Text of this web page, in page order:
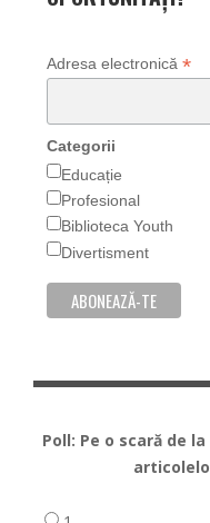
Adresa electronică *
Categorii
Educație
Profesional
Biblioteca Youth
Divertisment
Poll: Pe o scară de